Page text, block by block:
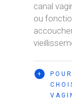
canal
ou
+